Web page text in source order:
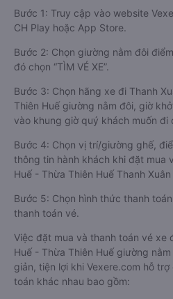
Bước 1: Truy cập vào website
CH Play hoặc App Store.
Bước 2: Chọn giường nằm đôi
đó chọn “TÌM VÉ XE”.
Bước 3: Chọn hãng xe đi Thanh
Thiên Huế giường nằm đôi, giờ
vào khung giờ quý khách muốn đi
Bước 4: Chọn vị trí/giường ghế,
thông tin hành khách khi đặt mua
Huế - Thừa Thiên Huế Thanh
Bước 5: Chọn hình thức thanh
thanh toán vé.
Việc đặt mua và thanh toán vé xe
Huế - Thừa Thiên Huế giường
giản, tiện lợi khi Vexere.com hỗ
toán khác nhau bao gồm: